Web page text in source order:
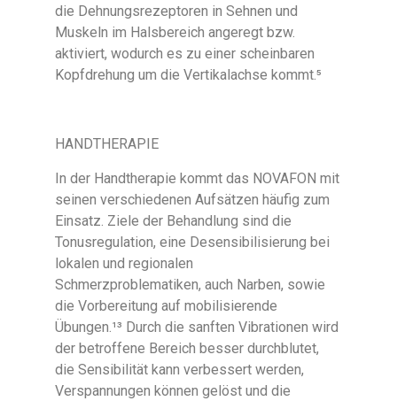
die Dehnungsrezeptoren in Sehnen und
Muskeln im Halsbereich angeregt bzw.
aktiviert, wodurch es zu einer scheinbaren
Kopfdrehung um die Vertikalachse kommt.⁵
HANDTHERAPIE
In der Handtherapie kommt das NOVAFON mit
seinen verschiedenen Aufsätzen häufig zum
Einsatz. Ziele der Behandlung sind die
Tonusregulation, eine Desensibilisierung bei
lokalen und regionalen
Schmerzproblematiken, auch Narben, sowie
die Vorbereitung auf mobilisierende
Übungen.¹³ Durch die sanften Vibrationen wird
der betroffene Bereich besser durchblutet,
die Sensibilität kann verbessert werden,
Verspannungen können gelöst und die